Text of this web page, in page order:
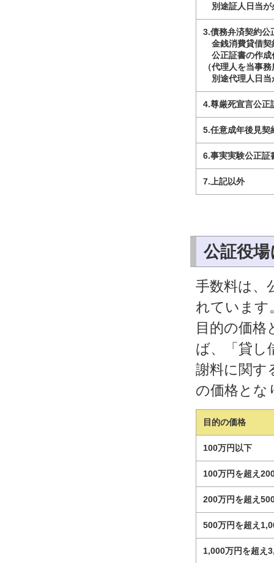
別途証人日当が
3.債務弁済契約公
金銭消費貸借契
公正証書の作成
（代理人を当事
別途代理人日当
4.尊厳死宣言公正
5.任意成年後見契
6.事実実験公正証
7.上記以外
公証役
手数料は、
れています
目的の価格
ば、「貸し
謝料に関す
の価格とな
目的の価格
100万円以下
100万円を超え
200万円を超え
500万円を超え
1,000万円を超え